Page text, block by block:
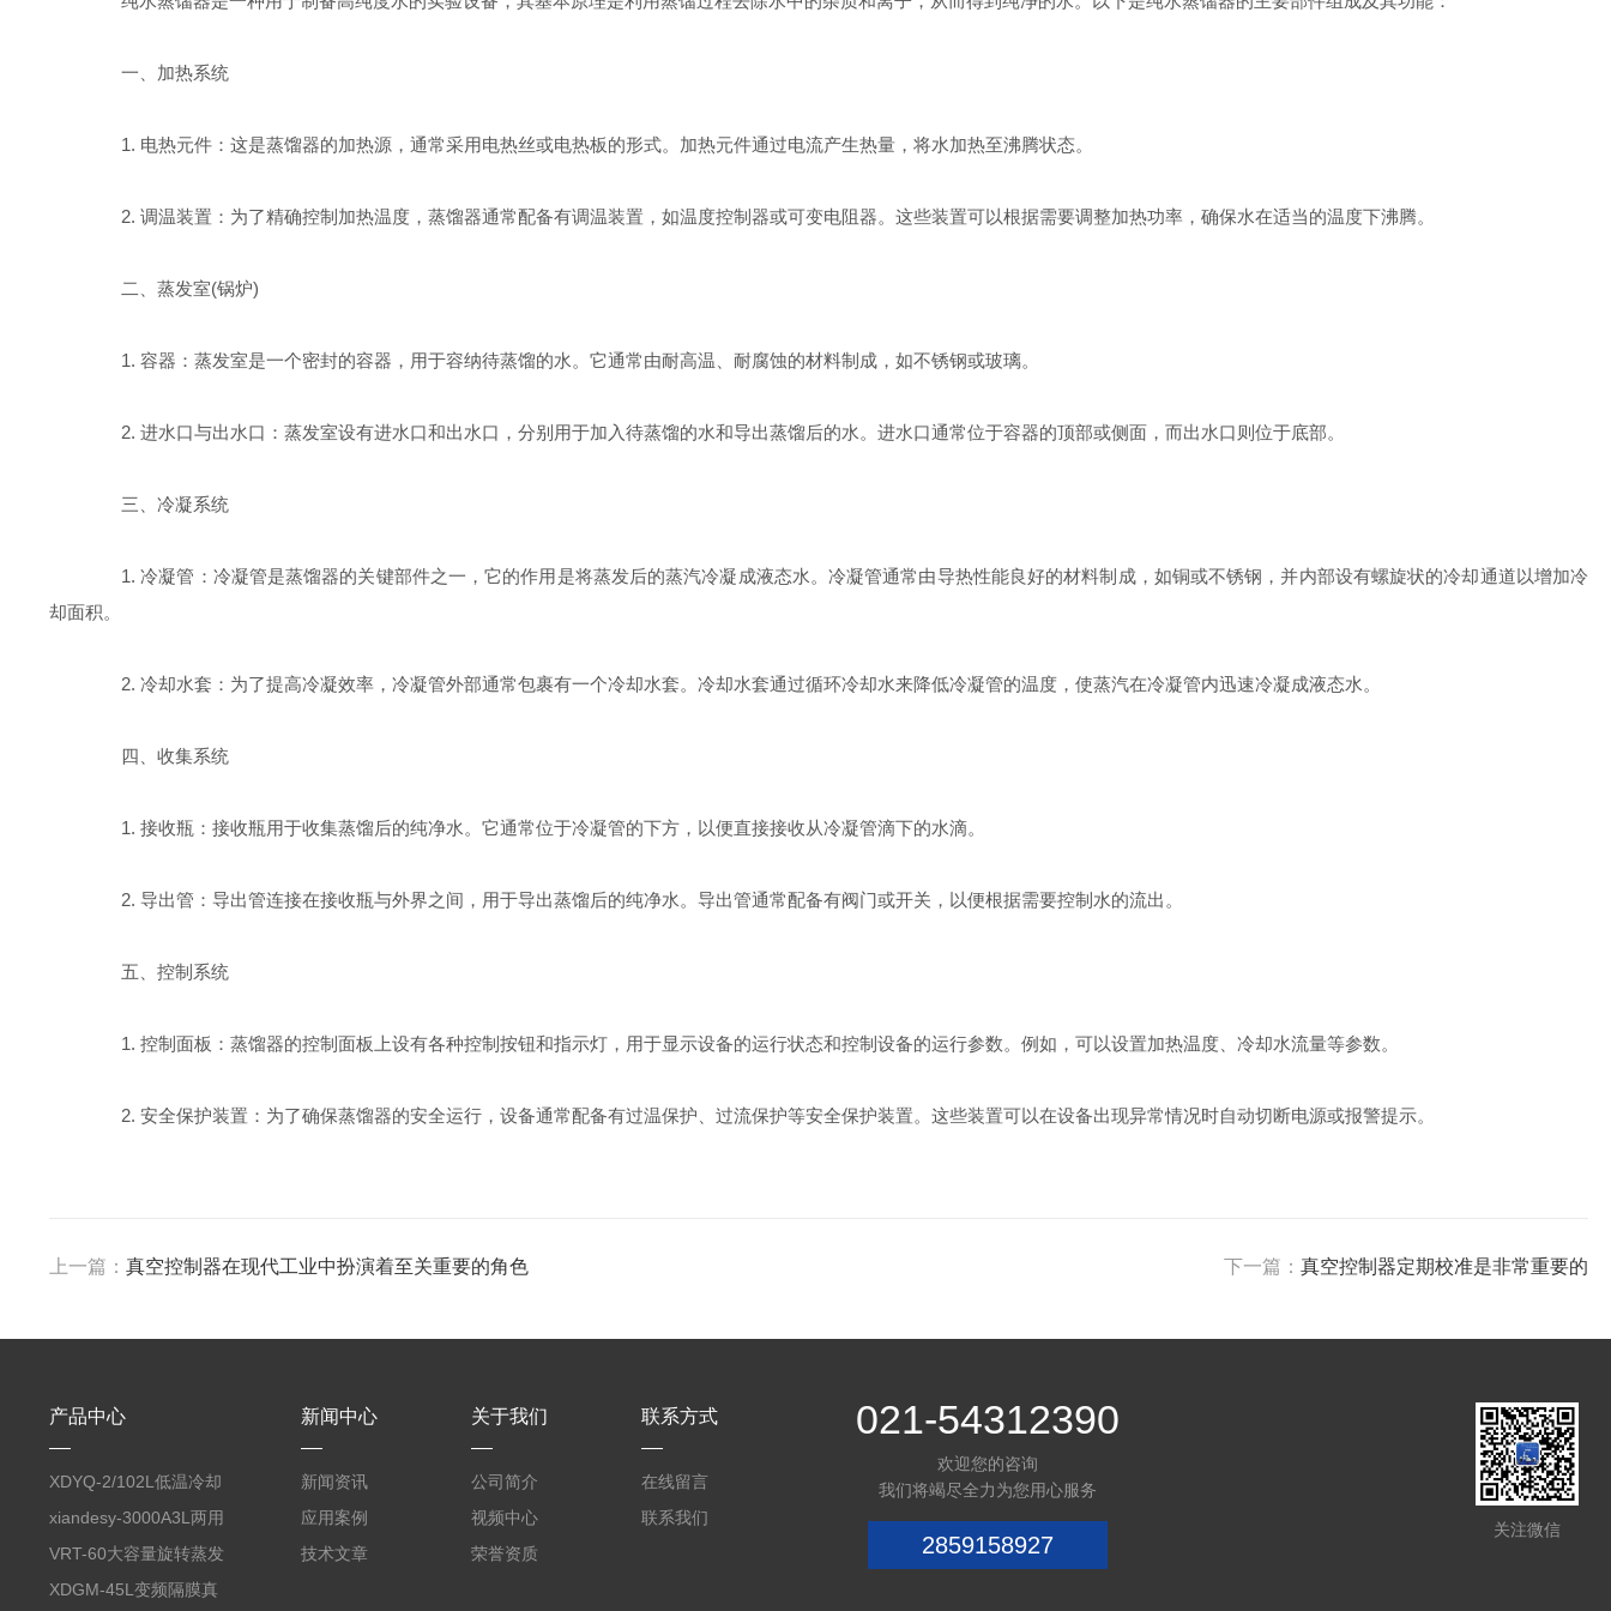
一、加热系统
1. 电热元件：这是蒸馏器的加热源，通常采用电热丝或电热板的形式。加热元件通过电流产生热量，将水加热至沸腾状态。
2. 调温装置：为了精确控制加热温度，蒸馏器通常配备有调温装置，如温度控制器或可变电阻器。这些装置可以根据需要调整加热功率，确保水在适当的温度下沸腾。
二、蒸发室(锅炉)
1. 容器：蒸发室是一个密封的容器，用于容纳待蒸馏的水。它通常由耐高温、耐腐蚀的材料制成，如不锈钢或玻璃。
2. 进水口与出水口：蒸发室设有进水口和出水口，分别用于加入待蒸馏的水和导出蒸馏后的水。进水口通常位于容器的顶部或侧面，而出水口则位于底部。
三、冷凝系统
1. 冷凝管：冷凝管是蒸馏器的关键部件之一，它的作用是将蒸发后的蒸汽冷凝成液态水。冷凝管通常由导热性能良好的材料制成，如铜或不锈钢，并内部设有螺旋状的冷却通道以增加冷
却面积。
2. 冷却水套：为了提高冷凝效率，冷凝管外部通常包裹有一个冷却水套。冷却水套通过循环冷却水来降低冷凝管的温度，使蒸汽在冷凝管内迅速冷凝成液态水。
四、收集系统
1. 接收瓶：接收瓶用于收集蒸馏后的纯净水。它通常位于冷凝管的下方，以便直接接收从冷凝管滴下的水滴。
2. 导出管：导出管连接在接收瓶与外界之间，用于导出蒸馏后的纯净水。导出管通常配备有阀门或开关，以便根据需要控制水的流出。
五、控制系统
1. 控制面板：蒸馏器的控制面板上设有各种控制按钮和指示灯，用于显示设备的运行状态和控制设备的运行参数。例如，可以设置加热温度、冷却水流量等参数。
2. 安全保护装置：为了确保蒸馏器的安全运行，设备通常配备有过温保护、过流保护等安全保护装置。这些装置可以在设备出现异常情况时自动切断电源或报警提示。
上一篇： 真空控制器在现代工业中扮演着至关重要的角色 下一篇：真空控制器定期校准是非常重要的
产品中心
XDYQ-2/102L低温冷却
液循环装置
xiandesy-3000A3L两用
型旋转蒸发仪
VRT-60大容量旋转蒸发
仪
XDGM-45L变频隔膜真
新闻中心
新闻资讯
应用案例
技术文章
关于我们
公司简介
视频中心
荣誉资质
联系方式
在线留言
联系我们
021-54312390
欢迎您的咨询
我们将竭尽全力为您用心服务
2859158927
关注微信